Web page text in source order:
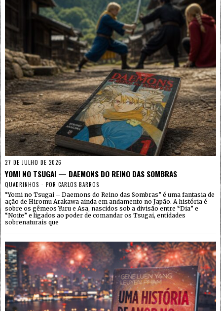
27 DE JULHO DE 2026
YOMI NO TSUGAI — DAEMONS DO REINO DAS SOMBRAS
QUADRINHOS POR CARLOS BARROS
“Yomi no Tsugai – Daemons do Reino das Sombras” é uma fantasia de
ação de Hiromu Arakawa ainda em andamento no Japão. A história é
sobre os gêmeos Yuru e Asa, nascidos sob a divisão entre “Dia” e
“Noite” e ligados ao poder de comandar os Tsugai, entidades
sobrenaturais que